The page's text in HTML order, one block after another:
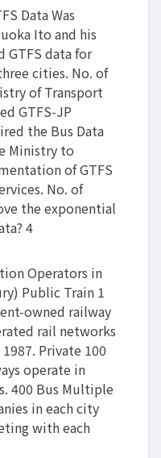
Data Was
Ito and his
GTFS data for
cities. No. of
of Transport
GTFS-JP
the Bus Data
Ministry to
of GTFS
No. of
the exponential
4
Operators in
Public Train 1
owned railway
rail networks
Private 100
operate in
400 Bus Multiple
in each city
with each